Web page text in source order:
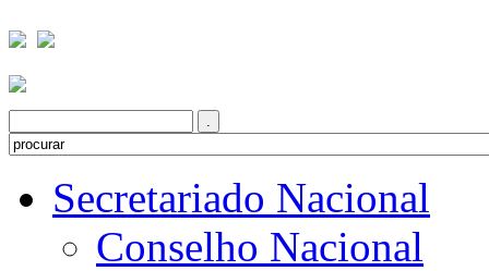
Secretariado Nacional
Conselho Nacional